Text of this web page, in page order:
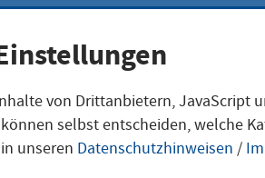
(PDF(106,03 KB))
von Drittanbietern, JavaScript
selbst entscheiden, welche
unseren Datenschutzhinweisen /